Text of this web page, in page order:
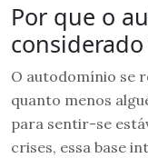
Por que o
O autodomínio se
quanto menos
para sentir-se
crises, essa base